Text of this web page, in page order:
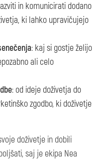
in komunicirati dodano
ki lahko upravičujejo
: kaj si gostje želijo
ali celo
: od ideje doživetja do
zgodbo, ki doživetje
doživetje in dobili
saj je ekipa Nea